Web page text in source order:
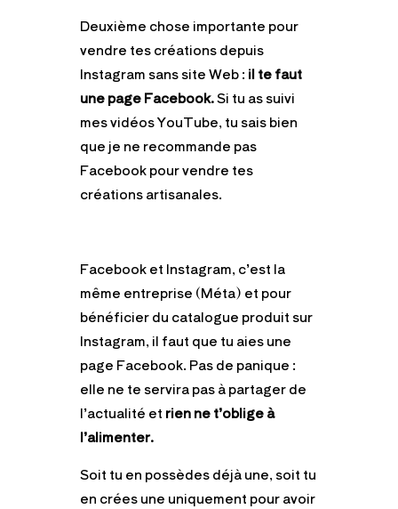
Deuxième chose importante pour
vendre tes créations depuis
Instagram sans site Web : il te faut
une page Facebook.Si tu as suivi
mes vidéos YouTube, tu sais bien
que je ne recommande pas
Facebook pour vendre tes
créations artisanales.
Facebook et Instagram, c’est la
même entreprise (Méta) et pour
bénéficier du catalogue produit sur
Instagram, il faut que tu aies une
page Facebook. Pas de panique :
elle ne te servira pas à partager de
l’actualité et rien ne t’oblige à
l’alimenter.
Soit tu en possèdes déjà une, soit tu
en crées une uniquement pour avoir